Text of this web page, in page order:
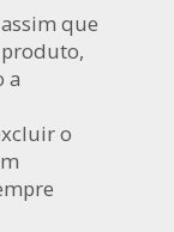
que
a
o